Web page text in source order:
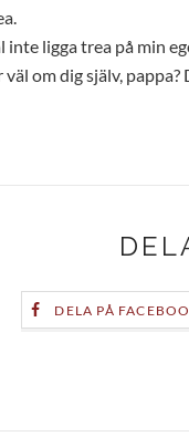
inte ligga trea på min
väl om dig själv,
DELA PÅ